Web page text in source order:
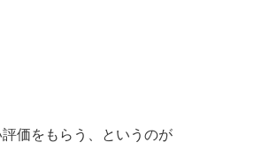
価をもらう、というのが